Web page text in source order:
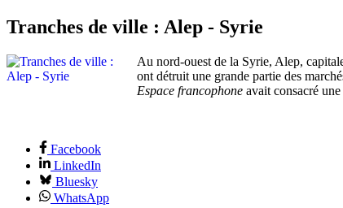
Tranches de ville : Alep - Syrie
Au nord-ouest de la Syrie, Alep,
ont détruit une grande partie des
Espace francophone avait consacré
Facebook
LinkedIn
Bluesky
WhatsApp